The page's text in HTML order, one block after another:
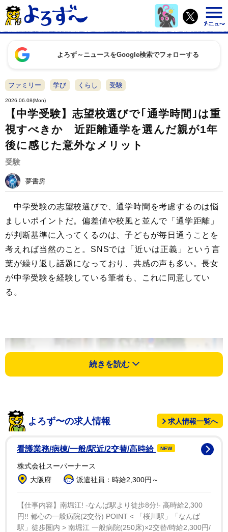
よろず～ニュースをGoogle検索でフォローする
ファミリー 学び くらし 受験
2026.06.08(Mon)
【中学受験】志望校選びで｢通学時間｣は重
視すべきか 近距離通学を選んだ親が1年
後に感じた意外なメリット
受験
夢書房
中学受験の志望校選びで、通学時間を考慮するのは悩
ましいポイントだ。偏差値や校風と並んで「通学距離」
が判断基準に入ってくるのは、子どもが毎日通うことを
考えれば当然のこと。SNSでは「近いは正義」という言
葉が繰り返し話題になっており、共感の声も多い。長女
が中学受験を経験している筆者も、これに同意してい
る。
続きを読む
よろず〜の求人情報 求人情報一覧へ
看護業務/病棟/一般/駅近/2交替/高時給 NEW
株式会社スーパーナース
大阪府
派遣社員：時給2,300円～
【仕事内容】南堀江! -なんば駅より徒歩8分!- 高時給2,300
円!! 都心の一般病院(2交替) POINT < 「桜川駅」「なんば
駅」徒歩圏内 > 南堀江 一般病院(250床)×2交替/時給2,300円/